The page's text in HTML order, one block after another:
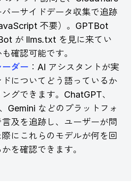
ーサイドデータ収集で追跡
不要）。GPTBot
が llms.txt を見に来てい
確認可能です。
ダー ：AI アシスタントが実
についてどう語っているか
グできます。ChatGPT、
Gemini などのプラットフォ
及を追跡し、ユーザーが問
際にこれらのモデルが何を回
を確認できます。